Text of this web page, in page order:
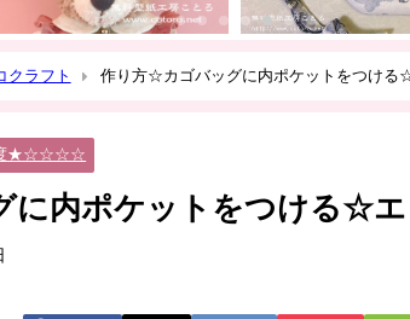
クラフト 作り方☆カゴバッグに内ポケットをつける
度★☆☆☆☆
内ポケットをつける☆エ